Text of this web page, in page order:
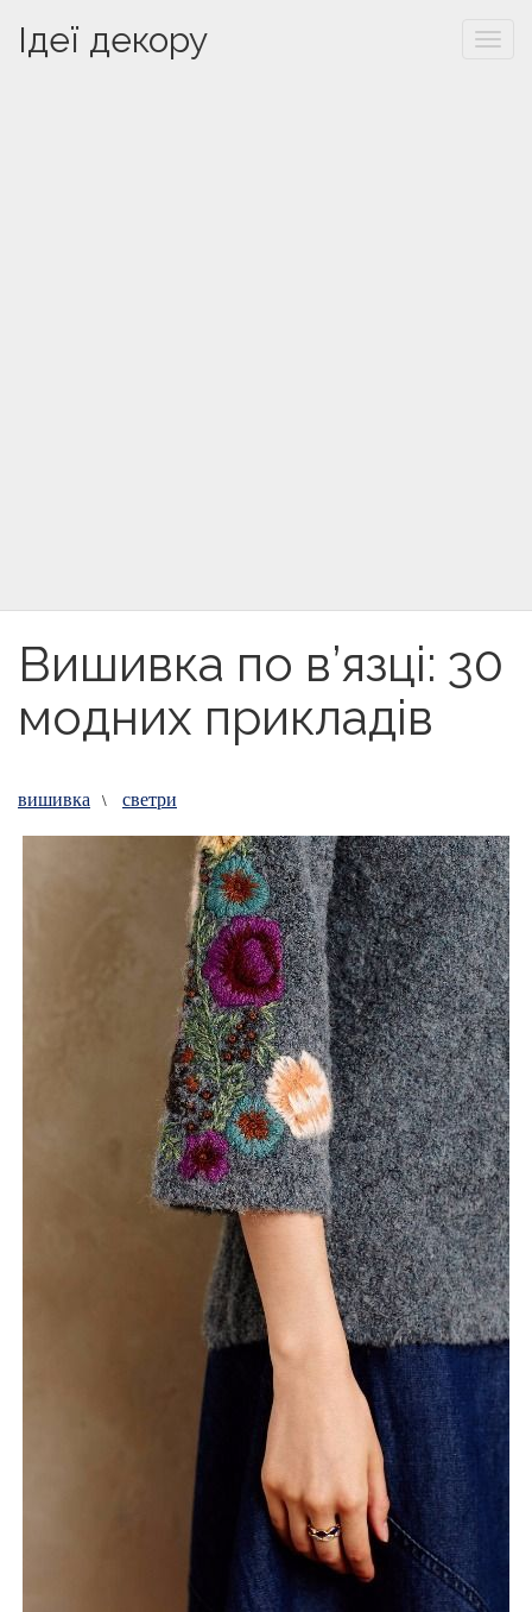
Ідеї декору
Вишивка по в’язці: 30
модних прикладів
вишивка \ светри